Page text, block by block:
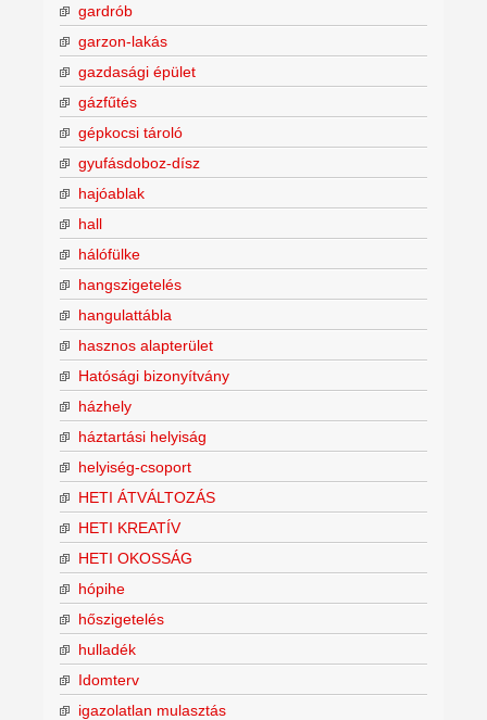
gardrób
garzon-lakás
gazdasági épület
gázfűtés
gépkocsi tároló
gyufásdoboz-dísz
hajóablak
hall
hálófülke
hangszigetelés
hangulattábla
hasznos alapterület
Hatósági bizonyítvány
házhely
háztartási helyiság
helyiség-csoport
HETI ÁTVÁLTOZÁS
HETI KREATÍV
HETI OKOSSÁG
hópihe
hőszigetelés
hulladék
Idomterv
igazolatlan mulasztás